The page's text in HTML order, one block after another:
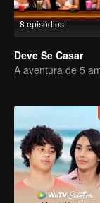
8 episódios
Deve Se Casar